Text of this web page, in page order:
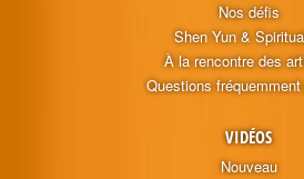
Nos défis
Shen Yun &
À la rencontre des
Questions
VIDÉOS
Nouveau